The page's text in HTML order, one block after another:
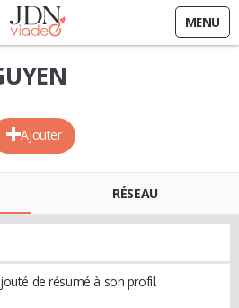
MENU
Ajouter
RÉSEAU
de résumé à son profil.